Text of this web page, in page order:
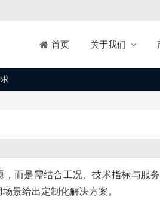
首页 关于我们
而是需结合工况、技术指标与服
景给出定制化解决方案。